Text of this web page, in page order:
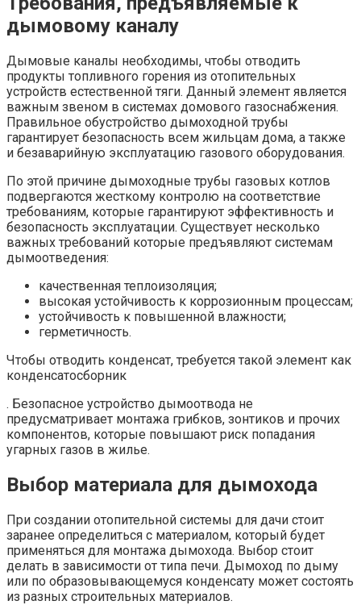
дымовому каналу
Дымовые каналы необходимы, чтобы отводить
продукты топливного горения из отопительных
устройств естественной тяги. Данный элемент является
важным звеном в системах домового газоснабжения.
Правильное обустройство дымоходной трубы
гарантирует безопасность всем жильцам дома, а также
и безаварийную эксплуатацию газового оборудования.
По этой причине дымоходные трубы газовых котлов
подвергаются жесткому контролю на соответствие
требованиям, которые гарантируют эффективность и
безопасность эксплуатации. Существует несколько
важных требований которые предъявляют системам
дымоотведения:
качественная теплоизоляция;
высокая устойчивость к коррозионным процессам;
устойчивость к повышенной влажности;
герметичность.
Чтобы отводить конденсат, требуется такой элемент как
конденсатосборник
. Безопасное устройство дымоотвода не
предусматривает монтажа грибков, зонтиков и прочих
компонентов, которые повышают риск попадания
угарных газов в жилье.
Выбор материала для дымохода
При создании отопительной системы для дачи стоит
заранее определиться с материалом, который будет
применяться для монтажа дымохода. Выбор стоит
делать в зависимости от типа печи. Дымоход по дыму
или по образовывающемуся конденсату может состоять
из разных строительных материалов.